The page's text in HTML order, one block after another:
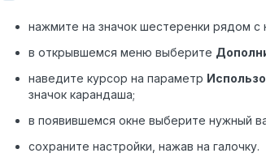
нажмите на значок шестеренки рядом с
в открывшемся меню выберите
наведите курсор на параметр
значок карандаша;
в появившемся окне выберите нужный
сохраните настройки, нажав на галочку.